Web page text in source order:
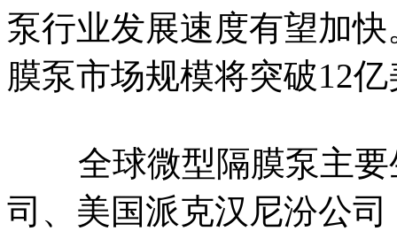
泵行业发展速度有望加
膜泵市场规模将突破12
全球微型隔膜泵主要
司、美国派克汉尼汾公司‌